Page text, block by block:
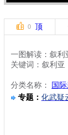
0 顶
一图解读：叙利
关键词：叙利亚
分类名称：
国
专题： 化武疑